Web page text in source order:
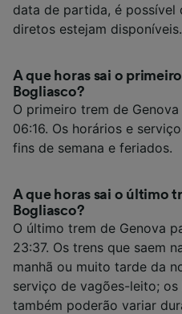
data de partida, é possível
diretos estejam disponíveis.
A que horas sai o
Bogliasco?
O primeiro trem de
06:16. Os horários e
fins de semana e feriados.
A que horas sai o último
Bogliasco?
O último trem de Genova
23:37. Os trens que saem
manhã ou muito tarde da
serviço de vagões-leito;
também poderão variar